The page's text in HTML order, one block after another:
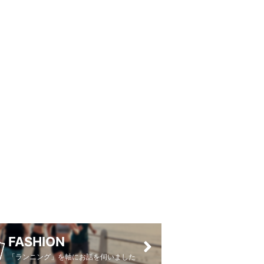
FASHION
「ランニング」を軸にお話を伺いました